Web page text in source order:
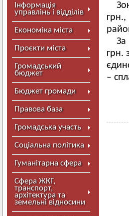
Інформація
управлінь і відділів
Економіка міста
Проєкти міста
Громадський
бюджет
Бюджет громади
Правова база
Громадська участь
Соціальна політика
Гуманітарна сфера
Сфера ЖКГ,
транспорт,
архітектура та
земельні відносини
За
грн.
–